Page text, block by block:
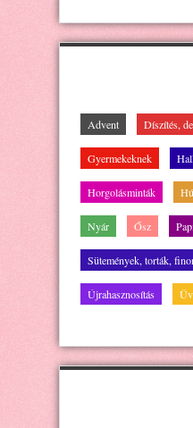
Advent Díszítés,
Gyermekeknek
Horgolásminták
Nyár Ősz
Sütemények, torták,
Újrahasznosítás